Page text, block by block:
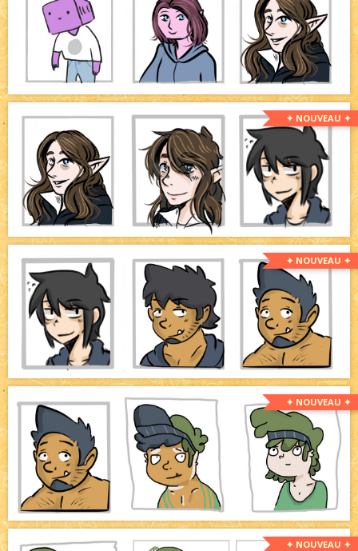
✦ NOUVEAU ✦
✦ NOUVEAU ✦
✦ NOUVEAU ✦
✦ NOUVEAU ✦